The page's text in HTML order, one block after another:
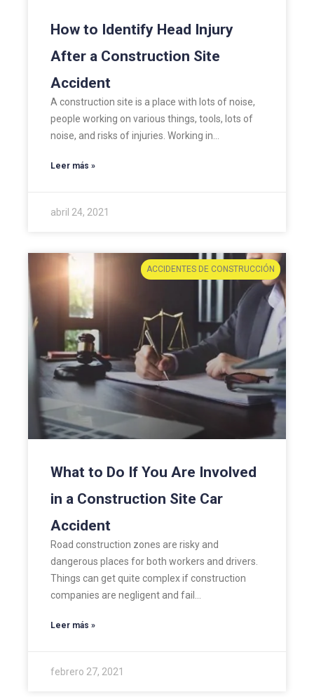
How to Identify Head Injury
After a Construction Site
Accident
A construction site is a place with lots of noise,
people working on various things, tools, lots of
noise, and risks of injuries. Working in…
Leer más »
abril 24, 2021
ACCIDENTES DE CONSTRUCCIÓN
What to Do If You Are Involved
in a Construction Site Car
Accident
Road construction zones are risky and
dangerous places for both workers and drivers.
Things can get quite complex if construction
companies are negligent and fail…
Leer más »
febrero 27, 2021